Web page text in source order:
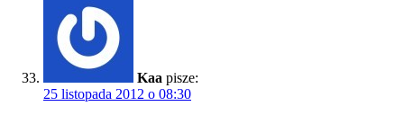
Kaa pisze:
25 listopada 2012 o 08:30